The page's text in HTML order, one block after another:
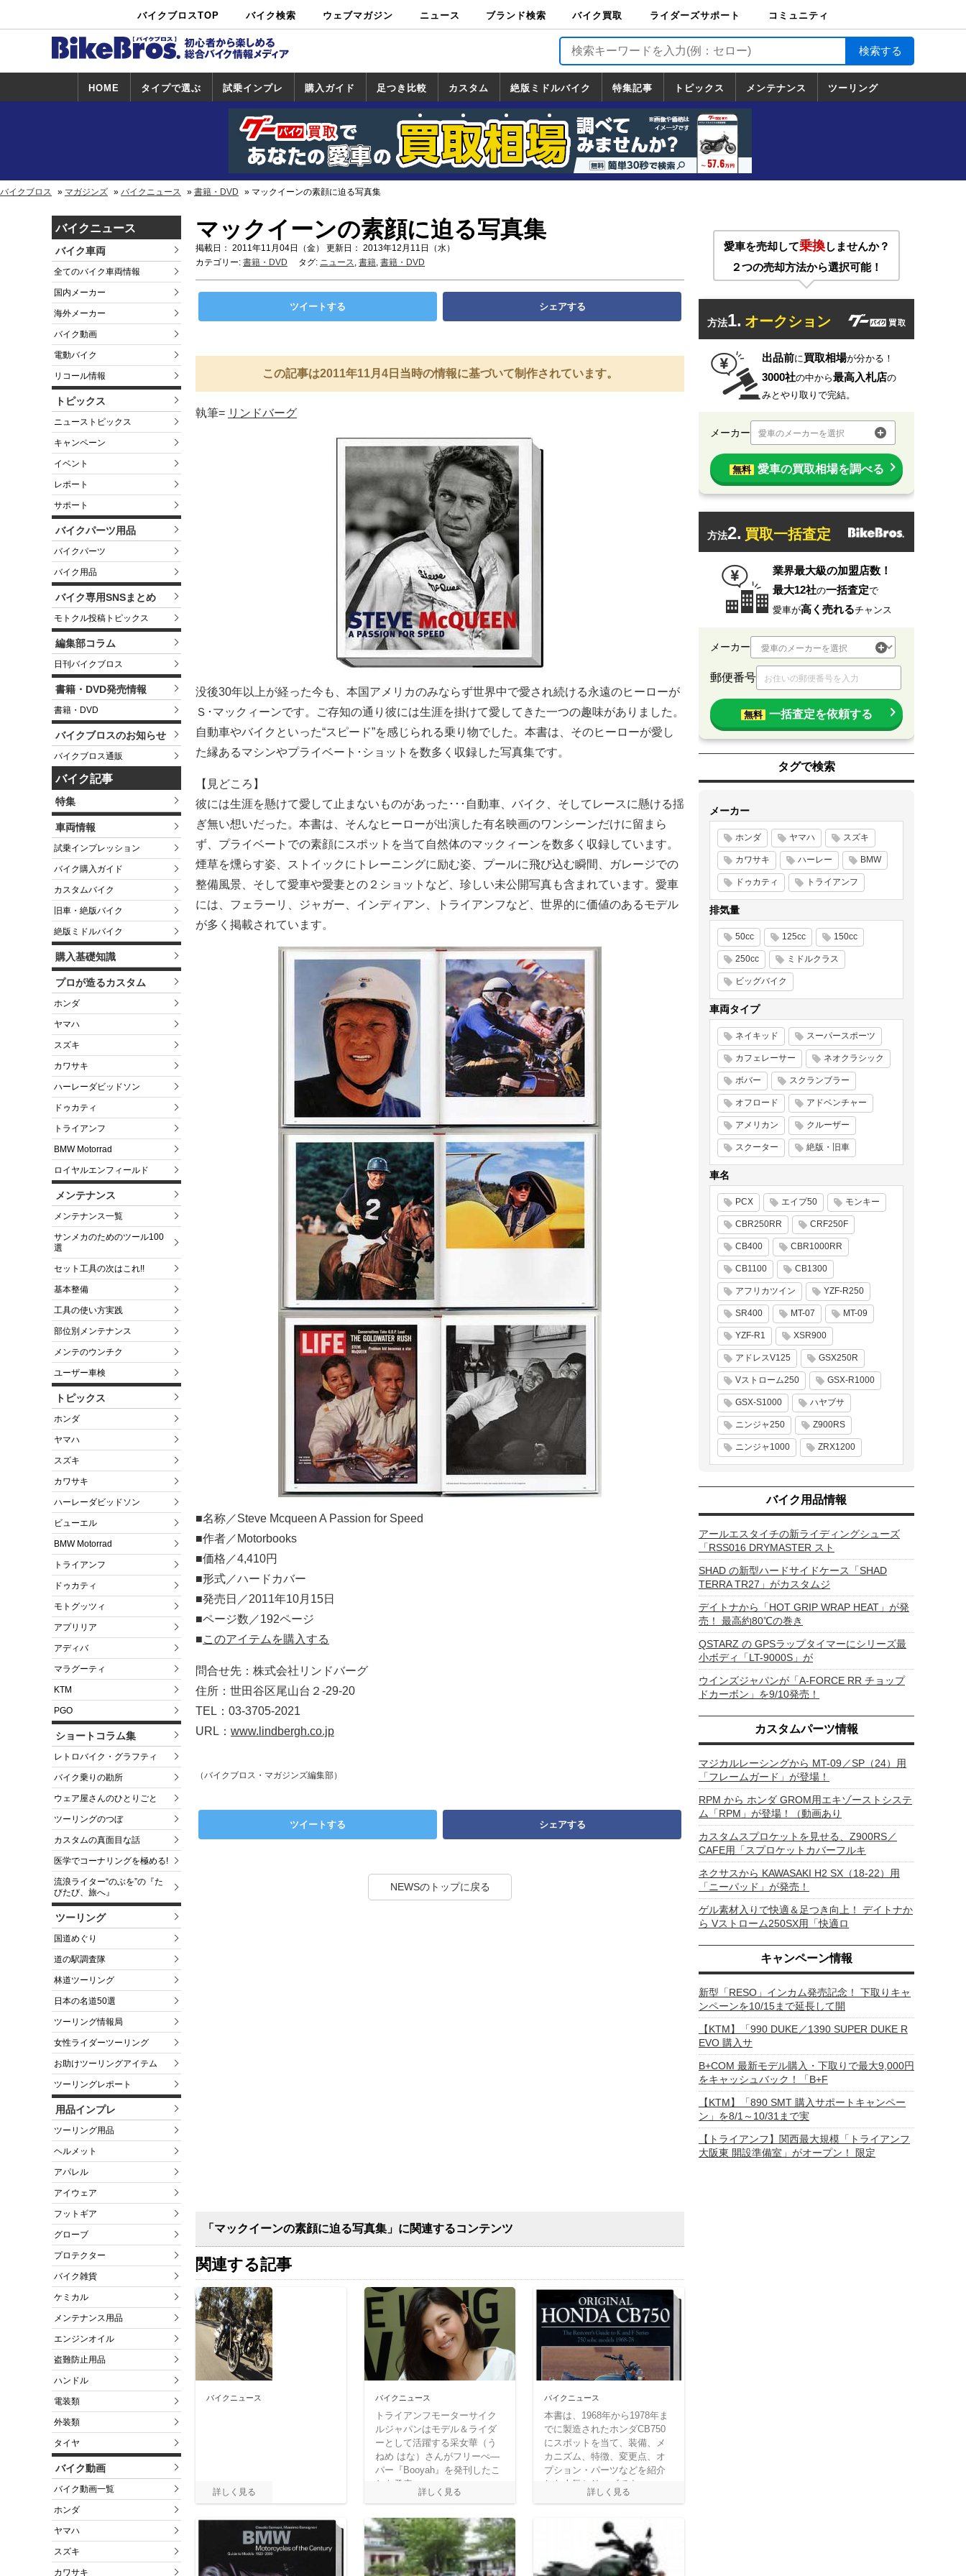
バイクブロスTOP バイク検索
中古バイ
ク・新車検
カタログ検
索
ショップ検
索
ウェブマガジン ニュース ブランド検索 バイク買取
バイク買取
ライダーズサポート
ライダーズサポート
TOP
バイク輸送
バイクガレージライ
フ
バイク車両保険
ロードサービス
バイク試乗
コミュニティ
HOME タイプで選ぶ 試乗インプレ
試乗インプレ
一覧
ホンダ
ヤマハ
スズキ
カワサキ
ハーレー
BMW
トライアンフ
ドゥカティ
購入ガイド
一覧
足つき比較 カスタム
カスタム
一覧
ホンダ
ヤマハ
スズキ
カワサキ
絶版ミドルバイク
絶版ミドルバイク
一覧
ホンダ
ヤマハ
スズキ
カワサキ
特集記事 トピックス
トピックス
一覧
ホンダ
ヤマハ
スズキ
カワサキ
ハーレーダ
ビッドソン
BMW
ドゥカティ
トライアン
フ
メンテナンス ツーリング
道の駅調査隊
ツーリング情報局
日本の道50選
国道めぐり
林道ツーリング
バイクブロス マガジンズ バイクニュース 書籍・DVD マックイーンの素顔に迫る写真集
バイクニュース
バイク車両
全てのバイク車両情報
国内メーカー
海外メーカー
バイク動画
電動バイク
リコール情報
トピックス
ニューストピックス
キャンペーン
イベント
レポート
サポート
バイクパーツ用品
バイクパーツ
バイク用品
バイク専用SNSまとめ
モトクル投稿トピックス
編集部コラム
日刊バイクブロス
書籍・DVD発売情報
書籍・DVD
バイクブロスのお知らせ
バイクブロス通販
バイク記事
特集
車両情報
試乗インプレッション
バイク購入ガイド
カスタムバイク
旧車・絶版バイク
絶版ミドルバイク
購入基礎知識
プロが造るカスタム
ホンダ
ヤマハ
スズキ
カワサキ
ハーレーダビッドソン
ドゥカティ
トライアンフ
BMW Motorrad
ロイヤルエンフィールド
メンテナンス
メンテナンス一覧
サンメカのためのツール100
選
セット工具の次はこれ!!
基本整備
工具の使い方実践
部位別メンテナンス
メンテのウンチク
ユーザー車検
トピックス
ホンダ
ヤマハ
スズキ
カワサキ
ハーレーダビッドソン
ビューエル
BMW Motorrad
トライアンフ
ドゥカティ
モトグッツィ
アプリリア
アディバ
マラグーティ
KTM
PGO
ショートコラム集
レトロバイク・グラフティ
バイク乗りの勘所
ウェア屋さんのひとりごと
ツーリングのつぼ
カスタムの真面目な話
医学でコーナリングを極める!
流浪ライター“のぶを”の『た
びたび、旅へ』
ツーリング
国道めぐり
道の駅調査隊
林道ツーリング
日本の名道50選
ツーリング情報局
女性ライダーツーリング
お助けツーリングアイテム
ツーリングレポート
用品インプレ
ツーリング用品
ヘルメット
アパレル
アイウェア
フットギア
グローブ
プロテクター
バイク雑貨
ケミカル
メンテナンス用品
エンジンオイル
盗難防止用品
ハンドル
電装類
外装類
タイヤ
バイク動画
バイク動画一覧
ホンダ
ヤマハ
スズキ
カワサキ
マックイーンの素顔に迫る写真集
掲載日： 2011年11月04日（金） 更新日： 2013年12月11日（水）
カテゴリー: 書籍・DVD タグ: ニュース, 書籍, 書籍・DVD
ツイートする シェアする
この記事は2011年11月4日当時の情報に基づいて制作されています。
執筆= リンドバーグ
没後30年以上が経った今も、本国アメリカのみならず世界中で愛され続ける永遠のヒーローが
Ｓ･マックィーンです。ご存知の通り彼には生涯を掛けて愛してきた一つの趣味がありました。
自動車やバイクといった“スピード”を感じられる乗り物でした。本書は、そのヒーローが愛し
た縁あるマシンやプライベート･ショットを数多く収録した写真集です。
【見どころ】
彼には生涯を懸けて愛して止まないものがあった･･･自動車、バイク、そしてレースに懸ける揺
ぎ無い想いだった。本書は、そんなヒーローが出演した有名映画のワンシーンだけに留まら
ず、プライベートでの素顔にスポットを当て自然体のマックィーンを数多く収録しています。
煙草を燻らす姿、ストイックにトレーニングに励む姿、プールに飛び込む瞬間、ガレージでの
整備風景、そして愛車や愛妻との２ショットなど、珍しい未公開写真も含まれています。愛車
には、フェラーリ、ジャガー、インディアン、トライアンフなど、世界的に価値のあるモデル
が多く掲載されています。
■名称／Steve Mcqueen A Passion for Speed
■作者／Motorbooks
■価格／4,410円
■形式／ハードカバー
■発売日／2011年10月15日
■ページ数／192ページ
■このアイテムを購入する
問合せ先：株式会社リンドバーグ
住所：世田谷区尾山台２-29-20
TEL：03-3705-2021
URL： www.lindbergh.co.jp
（バイクブロス・マガジンズ編集部）
ツイートする シェアする
NEWSのトップに戻る
「マックイーンの素顔に迫る写真集」に関連するコンテンツ
関連する記事
バイクニュース バイクニュース
トライアンフモーターサイク
ルジャパンはモデル＆ライダ
ーとして活躍する采女華（う
ねめ はな）さんがフリーぺ―
パー『Booyah』を発刊したこ
とを発表
バイクニュース
本書は、1968年から1978年ま
でに製造されたホンダCB750
にスポットを当て、装備、メ
カニズム、特徴、変更点、オ
プション・パーツなどを紹介
した人気シリーズです。
愛車を売却して乗換しませんか？
２つの売却方法から選択可能！
方法1. オークション
出品前に買取相場が分かる！
3000社の中から最高入札店の
みとやり取りで完結。
メーカー 愛車のメーカーを選択
無料 愛車の買取相場を調べる
方法2. 買取一括査定
業界最大級の加盟店数！
最大12社の一括査定で
愛車が高く売れるチャンス
メーカー
郵便番号
無料 一括査定を依頼する
タグで検索
メーカー
ホンダ ヤマハ スズキ
カワサキ ハーレー BMW
ドゥカティ トライアンフ
排気量
50cc 125cc 150cc
250cc ミドルクラス
ビッグバイク
車両タイプ
ネイキッド スーパースポーツ
カフェレーサー ネオクラシック
ボバー スクランブラー
オフロード アドベンチャー
アメリカン クルーザー
スクーター 絶版・旧車
車名
PCX エイプ50 モンキー
CBR250RR CRF250F
CB400 CBR1000RR
CB1100 CB1300
アフリカツイン YZF-R250
SR400 MT-07 MT-09
YZF-R1 XSR900
アドレスV125 GSX250R
Vストローム250 GSX-R1000
GSX-S1000 ハヤブサ
ニンジャ250 Z900RS
ニンジャ1000 ZRX1200
バイク用品情報
アールエスタイチの新ライディングシューズ
「RSS016 DRYMASTER スト
SHAD の新型ハードサイドケース「SHAD
TERRA TR27」がカスタムジ
デイトナから「HOT GRIP WRAP HEAT」が発
売！ 最高約80℃の巻き
QSTARZ の GPSラップタイマーにシリーズ最
小ボディ「LT-9000S」が
ウインズジャパンが「A-FORCE RR チョップ
ドカーボン」を9/10発売！
カスタムパーツ情報
マジカルレーシングから MT-09／SP（24）用
「フレームガード」が登場！
RPM から ホンダ GROM用エキゾーストシステ
ム「RPM」が登場！（動画あり
カスタムスプロケットを見せる、Z900RS／
CAFE用「スプロケットカバーフルキ
ネクサスから KAWASAKI H2 SX（18-22）用
「ニーパッド」が発売！
ゲル素材入りで快適＆足つき向上！ デイトナか
ら Vストローム250SX用「快適ロ
キャンペーン情報
新型「RESO」インカム発売記念！ 下取りキャ
ンペーンを10/15まで延長して開
【KTM】「990 DUKE／1390 SUPER DUKE R
EVO 購入サ
B+COM 最新モデル購入・下取りで最大9,000円
をキャッシュバック！「B+F
【KTM】「890 SMT 購入サポートキャンペー
ン」を8/1～10/31まで実
【トライアンフ】関西最大規模「トライアンフ
大阪東 開設準備室」がオープン！ 限定